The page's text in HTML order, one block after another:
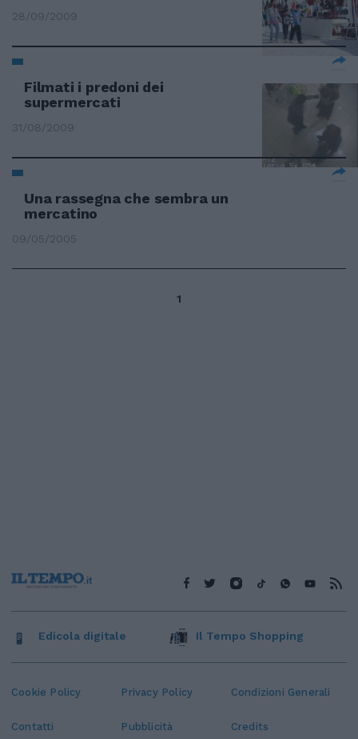
28/09/2009
Filmati i predoni dei
supermercati
31/08/2009
Una rassegna che sembra un
mercatino
09/05/2005
1
Cookie Policy Privacy Policy Condizioni Generali
Contatti Pubblicità Credits
Edicola digitale Il Tempo Shopping